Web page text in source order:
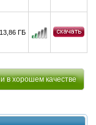
13,86 ГБ
в хорошем качестве